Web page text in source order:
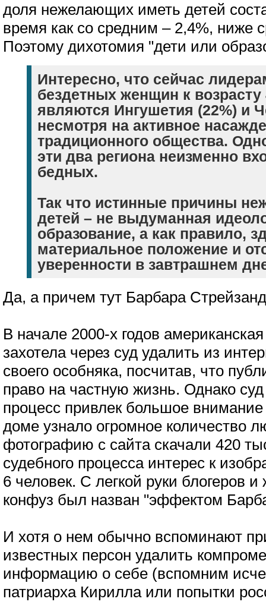
доля нежелающих иметь детей
время как со средним – 2,4%, ниже
Поэтому дихотомия "дети или
Интересно, что сейчас
бездетных женщин к возрасту
являются Ингушетия (22%) и
несмотря на активное
традиционного общества.
эти два региона неизменно
бедных.
Так что истинные причины
детей – не выдуманная
образование, а как правило,
материальное положение и
уверенности в завтрашнем
Да, а причем тут Барбара
В начале 2000-х годов
захотела через суд удалить из
своего особняка, посчитав, что
право на частную жизнь. Однако
процесс привлек большое внимание
доме узнало огромное количество
фотографию с сайта скачали 420
судебного процесса интерес к
6 человек. С легкой руки блогеров и
конфуз был назван "эффектом
И хотя о нем обычно вспоминают
известных персон удалить
информацию о себе (вспомним
патриарха Кирилла или попытки